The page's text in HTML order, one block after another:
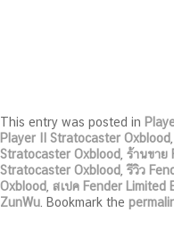
This entry was posted in
Player II Stratocaster Oxblood
Stratocaster Oxblood ร้านขาย
Stratocaster Oxblood ,รีวิว
Oxblood สเปค Fender Limited
ZunWu . Bookmark the